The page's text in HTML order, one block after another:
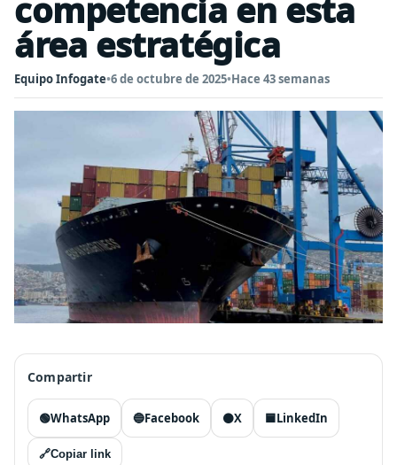
competencia en esta
área estratégica
Equipo Infogate•6 de octubre de 2025•Hace 43 semanas
Compartir
🟢WhatsApp 🔵Facebook ⚫X 🟦LinkedIn
🔗Copiar link